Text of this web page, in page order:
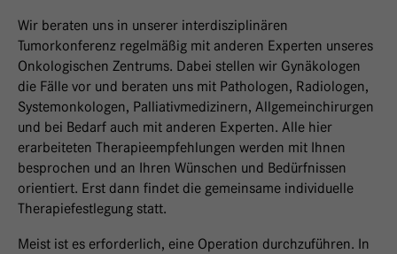
Wir beraten uns in unserer interdisziplinären
Tumorkonferenz regelmäßig mit anderen Experten unseres
Onkologischen Zentrums. Dabei stellen wir Gynäkologen
die Fälle vor und beraten uns mit Pathologen, Radiologen,
Systemonkologen, Palliativmedizinern, Allgemeinchirurgen
und bei Bedarf auch mit anderen Experten. Alle hier
erarbeiteten Therapieempfehlungen werden mit Ihnen
besprochen und an Ihren Wünschen und Bedürfnissen
orientiert. Erst dann findet die gemeinsame individuelle
Therapiefestlegung statt.
Meist ist es erforderlich, eine Operation durchzuführen. In